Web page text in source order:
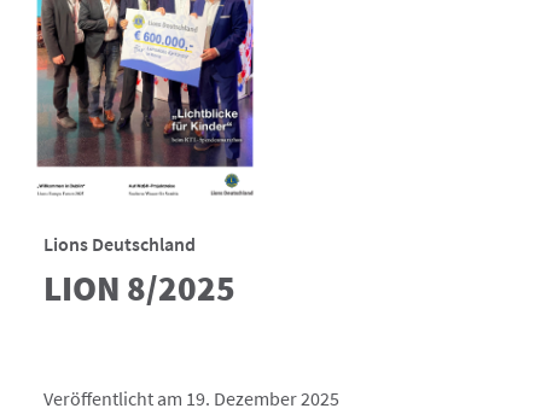
Lions Deutschland
LION 8/2025
Veröffentlicht am 19. Dezember 2025